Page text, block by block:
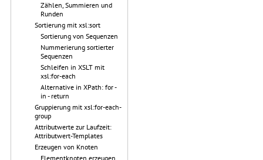
Zählen, Summieren und
Runden
Sortierung mit xsl:sort
Sortierung von Sequenzen
Nummerierung sortierter
Sequenzen
Schleifen in XSLT mit
xsl:for-each
Alternative in XPath: for -
in - return
Gruppierung mit xsl:for-each-
group
Attributwerte zur Laufzeit:
Attributwert-Templates
Erzeugen von Knoten
Elementknoten erzeugen